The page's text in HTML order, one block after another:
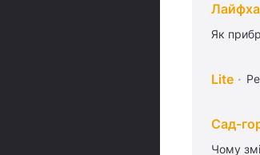
Як
Lite
Сад-
Чому